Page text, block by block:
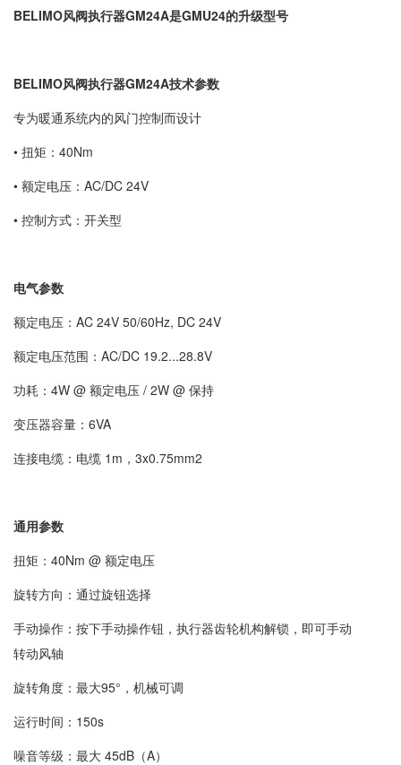
BELIMO风阀执行器GM24A是GMU24的升级型号
BELIMO风阀执行器GM24A技术参数
专为暖通系统内的风门控制而设计
• 扭矩：40Nm
• 额定电压：AC/DC 24V
• 控制方式：开关型
电气参数
额定电压：AC 24V 50/60Hz, DC 24V
额定电压范围：AC/DC 19.2...28.8V
功耗：4W @ 额定电压 / 2W @ 保持
变压器容量：6VA
连接电缆：电缆 1m，3x0.75mm2
通用参数
扭矩：40Nm @ 额定电压
旋转方向：通过旋钮选择
手动操作：按下手动操作钮，执行器齿轮机构解锁，即可手动
转动风轴
旋转角度：最大95°，机械可调
运行时间：150s
噪音等级：最大 45dB（A）